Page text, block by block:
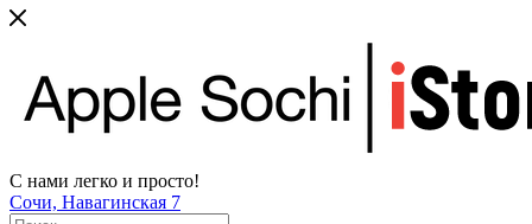
С нами легко и просто!
Сочи, Навагинская 7